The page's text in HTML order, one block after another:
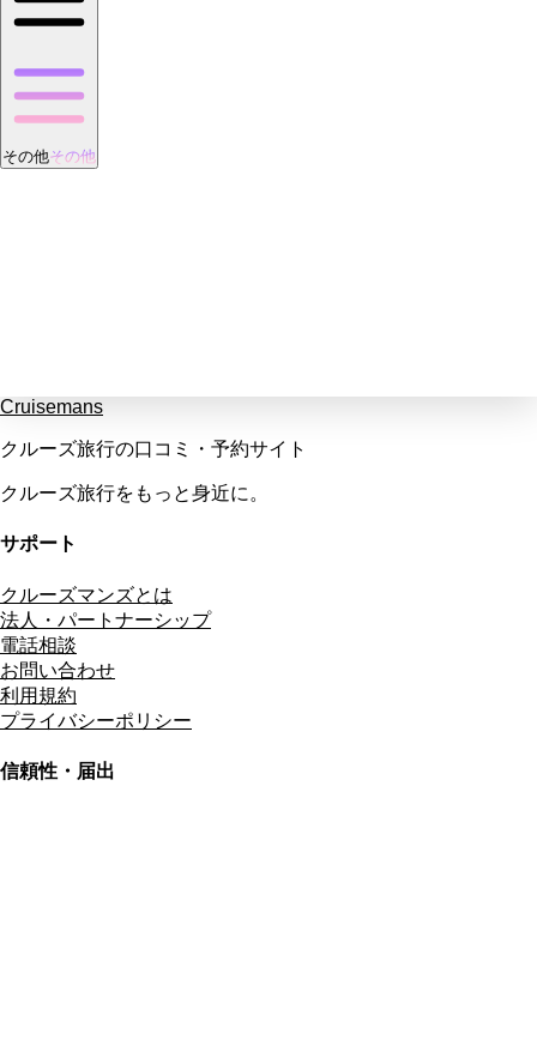
その他その他
Cruisemans
クルーズ旅行の口コミ・予約サイト
クルーズ旅行をもっと身近に。
サポート
クルーズマンズとは
法人・パートナーシップ
電話相談
お問い合わせ
利用規約
プライバシーポリシー
信頼性・届出